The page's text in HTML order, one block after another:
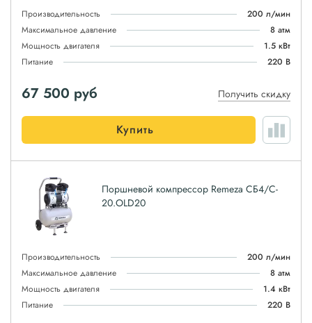
Производительность
200 л/мин
Максимальное давление
8 атм
Мощность двигателя
1.5 кВт
Питание
220 В
67 500 руб Получить скидку
Купить
Поршневой компрессор Remeza СБ4/C-
20.OLD20
Производительность
200 л/мин
Максимальное давление
8 атм
Мощность двигателя
1.4 кВт
Питание
220 В